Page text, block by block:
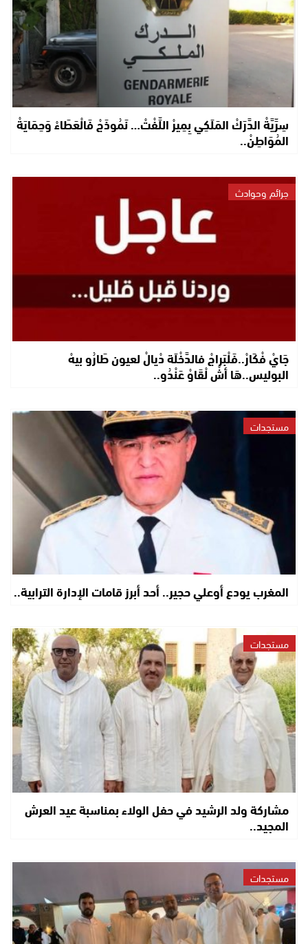
سِرِّيَّةْ الدَّرَكْ المَلَكِي بِمِيرْ اللِّفْتْ… نَمُوذَجْ فَالْعَطَاءْ وَحِمَايَةْ
المُوَاطِنْ..
جرائم وحوادث
جَايْ فْكَارْ..فَلْبَراجْ فالدَّخْلَة دْيالْ لعيون طَارُو بيهْ
البوليس..هَا أشْ لْقَاوْ عَنْدُو..
مستجدات
المغرب يودع أوعلي حجير.. أحد أبرز قامات الإدارة الترابية..
مستجدات
مشاركة ولد الرشيد في حفل الولاء بمناسبة عيد العرش
المجيد..
مستجدات